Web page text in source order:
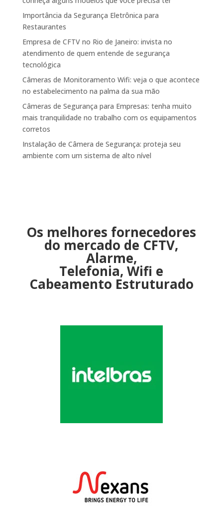
Importância da Segurança Eletrônica para
Restaurantes
Empresa de CFTV no Rio de Janeiro: invista no
atendimento de quem entende de segurança
tecnológica
Câmeras de Monitoramento Wifi: veja o que acontece
no estabelecimento na palma da sua mão
Câmeras de Segurança para Empresas: tenha muito
mais tranquilidade no trabalho com os equipamentos
corretos
Instalação de Câmera de Segurança: proteja seu
ambiente com um sistema de alto nível
Os melhores fornecedores
do mercado de CFTV,
Alarme,
Telefonia, Wifi e
Cabeamento Estruturado